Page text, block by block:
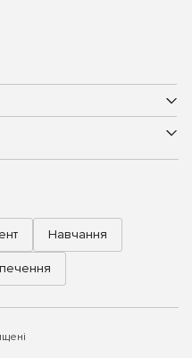
Навчання